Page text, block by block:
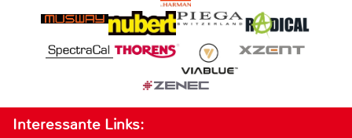
Interessante Links: